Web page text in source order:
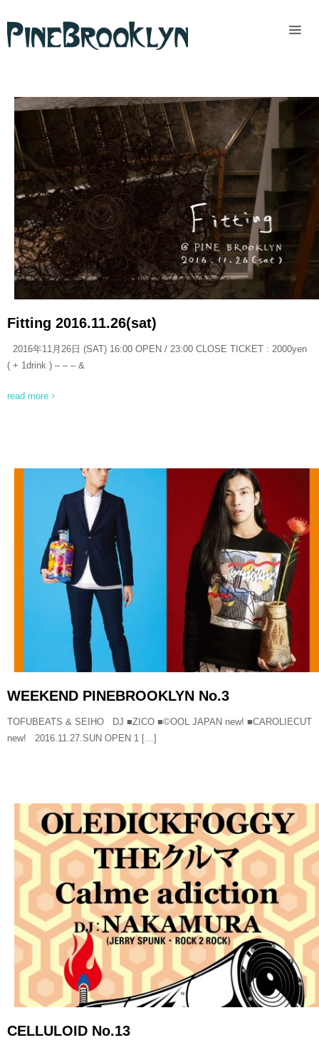
READ MORE
Fitting 2016.11.26(sat)
2016年11月26日 (SAT) 16:00 OPEN / 23:00 CLOSE TICKET : 2000yen
( + 1drink ) – – – &
read more
READ MORE
WEEKEND PINEBROOKLYN No.3
TOFUBEATS & SEIHO DJ ■ZICO ■©OOL JAPAN new! ■CAROLIECUT
new! 2016.11.27.SUN OPEN 1 […]
READ MORE
CELLULOID No.13
Home
Past
access